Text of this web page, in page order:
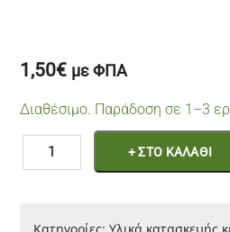
1,50€ με ΦΠΑ
Διαθέσιμο. Παράδοση σε 1–3
Φιτίλι
15cm
+ ΣΤΟ ΚΑΛΑΘΙ